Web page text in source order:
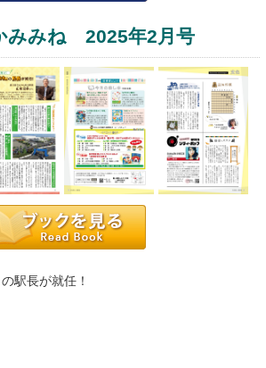
みね 2025年2月号
駅長が就任！